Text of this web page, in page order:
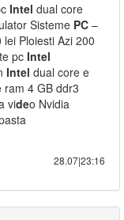
Intel dual core
Sisteme PC –
Ploiesti Azi 200
pcIntel
Intel dual core e
4 GB ddr3
video Nvidia
28.07|23:16